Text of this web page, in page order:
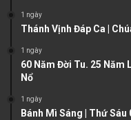
1 ngày
Thánh Vịnh Đáp Ca |
1 ngày
60 Năm Đời Tu. 25 Năm
Nổ
1 ngày
Bánh Mì Sáng | Thứ